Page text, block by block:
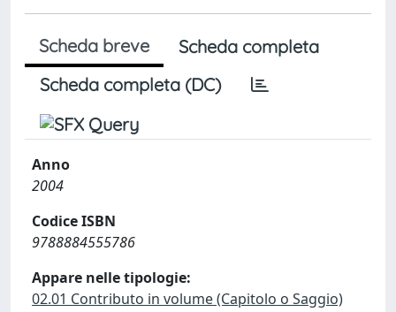
Scheda breve
Scheda completa
Scheda completa (DC)
Anno
2004
Codice ISBN
9788884555786
Appare nelle tipologie:
02.01 Contributo in volume (Capitolo o Saggio)